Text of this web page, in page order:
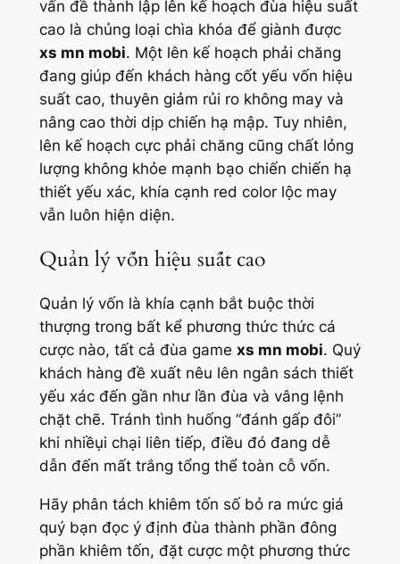
vấn đề thành lập lên kế hoạch đùa hiệu suất
cao là chủng loại chìa khóa để giành được
xs mn mobi. Một lên kế hoạch phải chăng
đang giúp đến khách hàng cốt yếu vốn hiệu
suất cao, thuyên giảm rủi ro không may và
nâng cao thời dịp chiến hạ mập. Tuy nhiên,
lên kế hoạch cực phải chăng cũng chất lỏng
lượng không khỏe mạnh bạo chiến chiến hạ
thiết yếu xác, khía cạnh red color lộc may
vẫn luôn hiện diện.
Quản lý vốn hiệu suất cao
Quản lý vốn là khía cạnh bắt buộc thời
thượng trong bất kể phương thức thức cá
cược nào, tất cả đùa game xs mn mobi. Quý
khách hàng đề xuất nêu lên ngân sách thiết
yếu xác đến gần như lần đùa và vâng lệnh
chặt chẽ. Tránh tình huống “đánh gấp đôi”
khi nhiềụi chại liên tiếp, điều đó đang dễ
dẫn đến mất trắng tổng thể toàn cỗ vốn.
Hãy phân tách khiêm tốn số bỏ ra mức giá
quý bạn đọc ý định đùa thành phần đông
phần khiêm tốn, đặt cược một phương thức